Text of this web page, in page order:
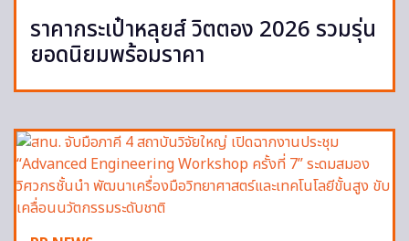
ราคากระเป๋าหลุยส์ วิตตอง 2026 รวมรุ่น
ยอดนิยมพร้อมราคา